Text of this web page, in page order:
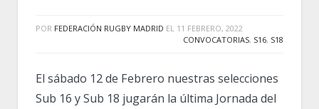
POR FEDERACIÓN RUGBY MADRID EL 11 FEBRERO, 2022
CONVOCATORIAS, S16, S18
El sábado 12 de Febrero nuestras selecciones
Sub 16 y Sub 18 jugarán la última Jornada del